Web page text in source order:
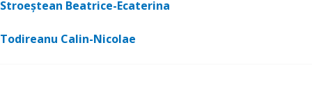
Stroeștean Beatrice-Ecaterina
Todireanu Calin-Nicolae